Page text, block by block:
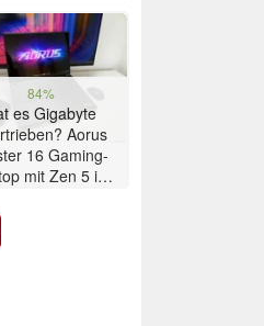
84%
es Gigabyte
Aorus
16 Gaming-
mit Zen 5 im